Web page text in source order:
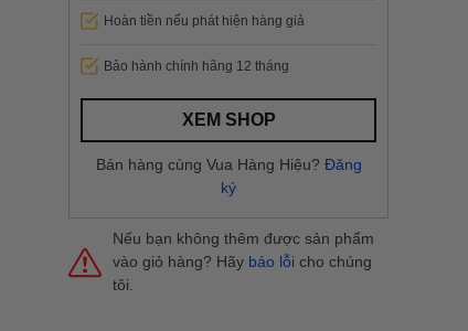
Hoàn tiền nếu phát hiện hàng giả
Bảo hành chính hãng 12 tháng
XEM SHOP
Bán hàng cùng Vua Hàng Hiệu? Đăng
ký
Nếu bạn không thêm được sản phẩm
vào giỏ hàng? Hãy báo lỗi cho chúng
tôi.